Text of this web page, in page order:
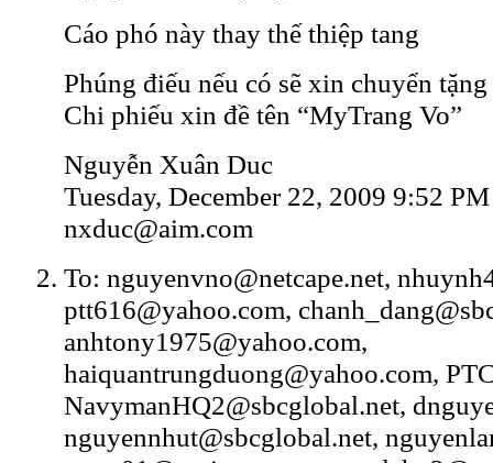
Cáo phó này thay thế thiệp tang
Phúng điếu nếu có sẽ xin chuyển
Chi phiếu xin đề tên “MyTrang Vo”
Nguyễn Xuân Duc
Tuesday, December 22, 2009 9:52 PM
nxduc@aim.com
To: nguyenvno@netcape.net,
ptt616@yahoo.com,
anhtony1975@yahoo.com,
haiquantrungduong@yahoo.com,
NavymanHQ2@sbcglobal.net,
nguyennhut@sbcglobal.net,